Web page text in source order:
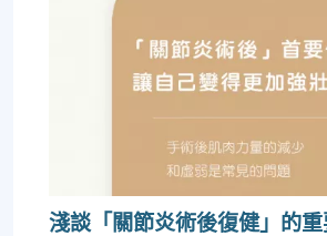
淺談「關節炎術後復健」的